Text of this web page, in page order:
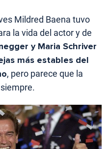
Mildred Baena tuvo
la vida del actor y de
y Maria Schriver
más estables del
, pero parece que la